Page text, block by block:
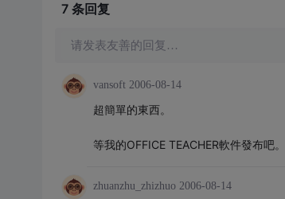
7 条回复
请发表友善的回复…
vansoft 2006-08-14
超簡單的東西。
等我的OFFICE TEACHER軟件發布吧。
zhuanzhu_zhizhuo 2006-08-14